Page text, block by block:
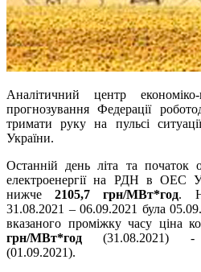
Аналітичний центр
прогнозування Федерації
тримати руку на пульсі
України.
Останній день літа та початок
електроенергії на РДН в ОЕС
нижче2105,7 грн/МВт*год.
31.08.2021 – 06.09.2021 була
вказаного проміжку часу ціна
грн/МВт*год (31.08.2021)
(01.09.2021).